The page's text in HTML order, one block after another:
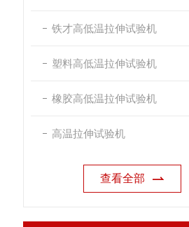
铁才高低温拉伸试验机
塑料高低温拉伸试验机
橡胶高低温拉伸试验机
高温拉伸试验机
查看全部